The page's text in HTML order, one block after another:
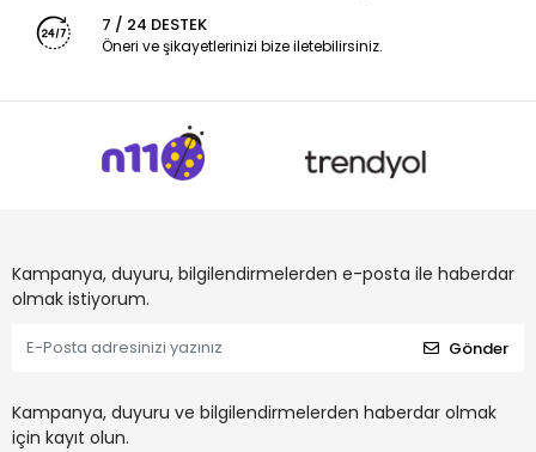
7 / 24 DESTEK
Öneri ve şikayetlerinizi bize iletebilirsiniz.
Kampanya, duyuru, bilgilendirmelerden e-posta ile haberdar
olmak istiyorum.
Gönder
Kampanya, duyuru ve bilgilendirmelerden haberdar olmak
için kayıt olun.